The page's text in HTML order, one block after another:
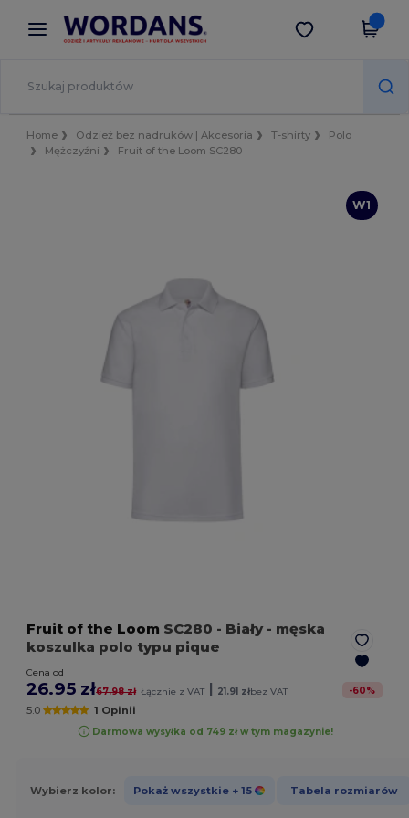
× Aplikacja Wordans
Lepsze ceny w aplikacji!
Pobierz app
Home Odzież bez nadruków | Akcesoria T-shirty
Polo
Mężczyźni
Fruit of the Loom SC280
W1
Fruit of the Loom SC280 - Biały- męska
koszulka polo typu pique
Cena od
26.95 zł67.98 zł Łącznie z VAT | 21.91 złbez VAT -60%
5.0 1 Opinii
Darmowa wysyłka od 749 zł w tym magazynie!
Wybierz kolor: Pokaż wszystkie + 15 Tabela rozmiarów